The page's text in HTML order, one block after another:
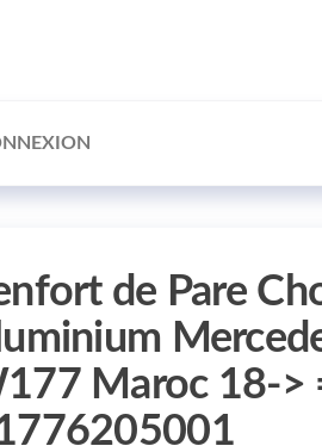
de Pare
Maroc 18->